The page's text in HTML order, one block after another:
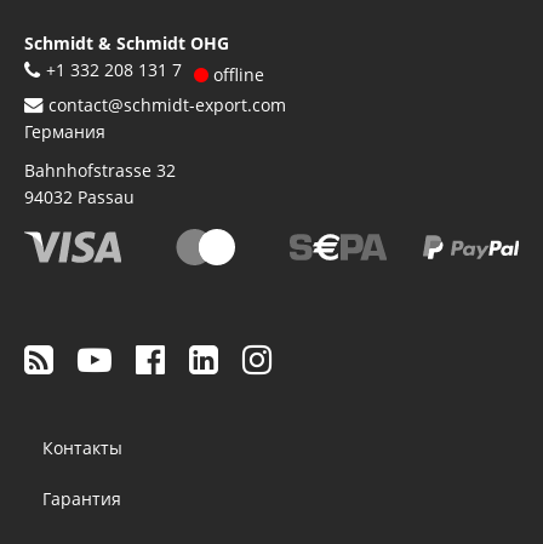
Schmidt & Schmidt OHG
+1 332 208 131 7
offline
contact@schmidt-export.com
Германия
Bahnhofstrasse 32
94032 Passau
menu
Контакты
Гарантия